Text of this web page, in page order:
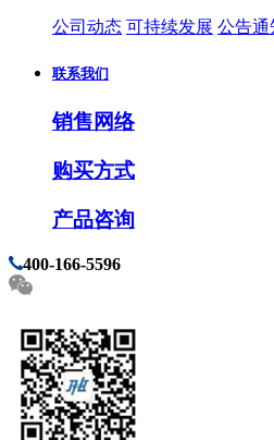
公司动态 可持续发展 公告通
联系我们
销售网络
购买方式
产品咨询
400-166-5596